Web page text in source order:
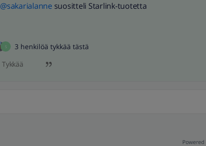
@sakarialanne suositteli Starlink-tuotetta
S
3 henkilöä tykkää tästä
Tykkää